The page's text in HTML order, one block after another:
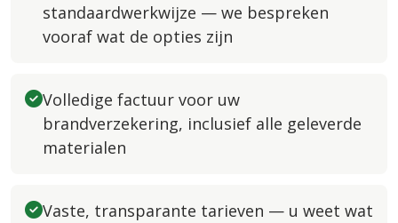
standaardwerkwijze — we bespreken
vooraf wat de opties zijn
Volledige factuur voor uw
brandverzekering, inclusief alle geleverde
materialen
Vaste, transparante tarieven — u weet wat